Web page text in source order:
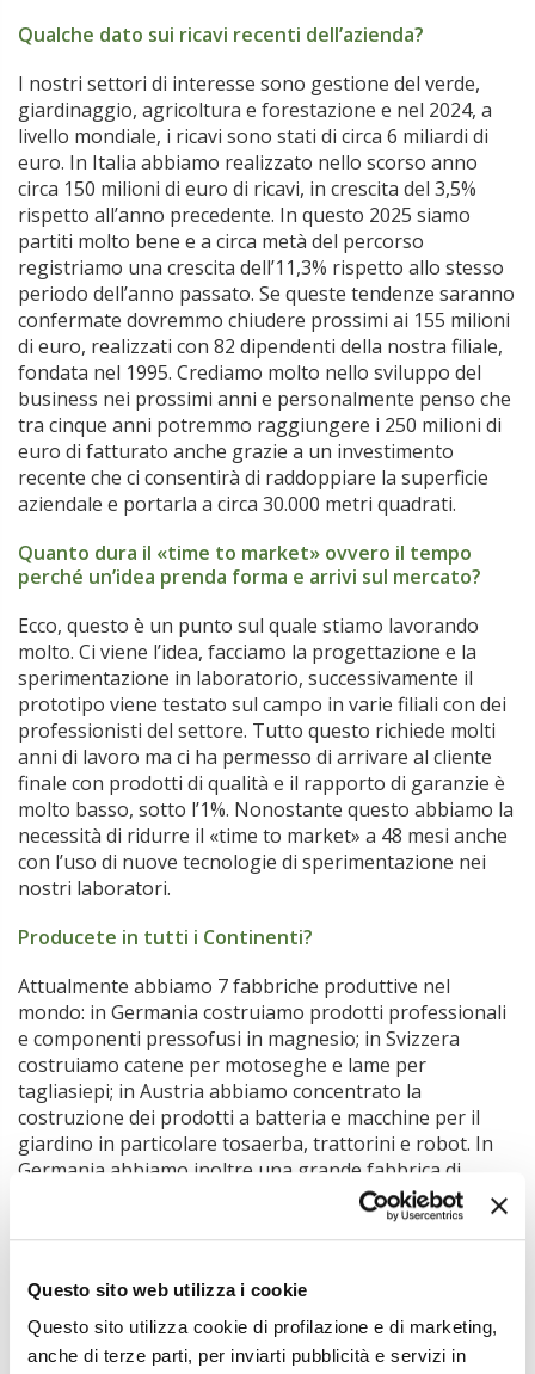
Questo sito web utilizza i cookie
Questo sito utilizza cookie di profilazione e di marketing,
anche di terze parti, per inviarti pubblicità e servizi in
Qualche dato sui ricavi recenti dell’azienda?
I nostri settori di interesse sono gestione del verde,
giardinaggio, agricoltura e forestazione e nel 2024, a
livello mondiale, i ricavi sono stati di circa 6 miliardi di
euro. In Italia abbiamo realizzato nello scorso anno
circa 150 milioni di euro di ricavi, in crescita del 3,5%
rispetto all’anno precedente. In questo 2025 siamo
partiti molto bene e a circa metà del percorso
registriamo una crescita dell’11,3% rispetto allo stesso
periodo dell’anno passato. Se queste tendenze saranno
confermate dovremmo chiudere prossimi ai 155 milioni
di euro, realizzati con 82 dipendenti della nostra filiale,
fondata nel 1995. Crediamo molto nello sviluppo del
business nei prossimi anni e personalmente penso che
tra cinque anni potremmo raggiungere i 250 milioni di
euro di fatturato anche grazie a un investimento
recente che ci consentirà di raddoppiare la superficie
aziendale e portarla a circa 30.000 metri quadrati.
Quanto dura il «time to market» ovvero il tempo
perché un’idea prenda forma e arrivi sul mercato?
Ecco, questo è un punto sul quale stiamo lavorando
molto. Ci viene l’idea, facciamo la progettazione e la
sperimentazione in laboratorio, successivamente il
prototipo viene testato sul campo in varie filiali con dei
professionisti del settore. Tutto questo richiede molti
anni di lavoro ma ci ha permesso di arrivare al cliente
finale con prodotti di qualità e il rapporto di garanzie è
molto basso, sotto l’1%. Nonostante questo abbiamo la
necessità di ridurre il «time to market» a 48 mesi anche
con l’uso di nuove tecnologie di sperimentazione nei
nostri laboratori.
Producete in tutti i Continenti?
Attualmente abbiamo 7 fabbriche produttive nel
mondo: in Germania costruiamo prodotti professionali
e componenti pressofusi in magnesio; in Svizzera
costruiamo catene per motoseghe e lame per
tagliasiepi; in Austria abbiamo concentrato la
costruzione dei prodotti a batteria e macchine per il
giardino in particolare tosaerba, trattorini e robot. In
Germania abbiamo inoltre una grande fabbrica di
magnesio, la più grande dopo quella di proprietà del
colosso Wolkswagen, nella quale produciamo gli
involucri in magnesio per le nostre attrezzature anche
produciamo negli Stati Uniti i decespugliatori per uso
professionale e applicazioni domestiche, in Brasile
cilindri e prodotti per i mercati emergenti e quello